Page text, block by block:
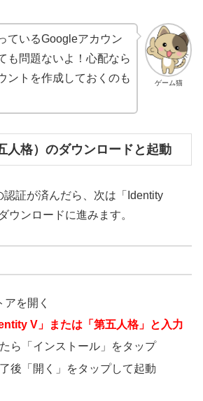
ゲーム猫
ているGoogleアカウン
も問題ないよ！心配なら
ントを作成しておくのも
人格）のダウンロードと起動
証が済んだら、次は「Identity
ウンロードに進みます。
を開く
V」または「第五人格」と入力
ら「インストール」をタップ
後「開く」をタップして起動